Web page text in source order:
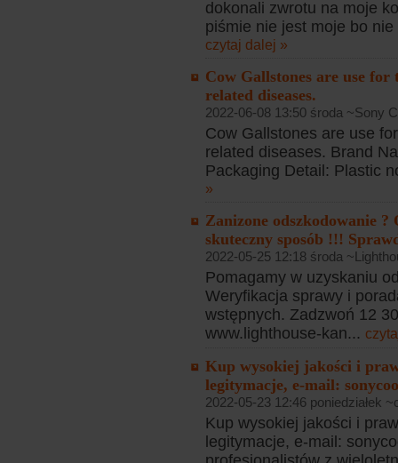
dokonali zwrotu na moje
piśmie nie jest moje bo
czytaj dalej »
Cow Gallstones are use
related diseases.
2022-06-08 13:50 środa ~Sony
Cow Gallstones are use
related diseases. Brand
Packaging Detail: Plastic
»
Zanizone odszkodowanie ?
skuteczny sposób !!!
2022-05-25 12:18 środa
Pomagamy w uzyskaniu
Weryfikacja sprawy i
wstępnych. Zadzwoń 12
www.lighthouse-kan...
Kup wysokiej jakości i
legitymacje, e-mail:
2022-05-23 12:46 poniedziałek
Kup wysokiej jakości i
legitymacje, e-mail: